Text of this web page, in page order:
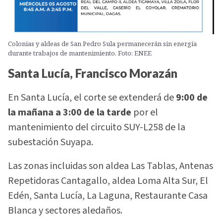
Colonias y aldeas de San Pedro Sula permanecerán sin energía
durante trabajos de mantenimiento. Foto: ENEE
Santa Lucía, Francisco Morazán
En Santa Lucía, el corte se extenderá de9:00 de
la mañana a 3:00 de la tarde por el
mantenimiento del circuito SUY-L258 de la
subestación Suyapa.
Las zonas incluidas son aldea Las Tablas, Antenas
Repetidoras Cantagallo, aldea Loma Alta Sur, El
Edén, Santa Lucía, La Laguna, Restaurante Casa
Blanca y sectores aledaños.